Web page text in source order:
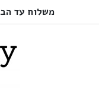
משלוח עד הבית חינם